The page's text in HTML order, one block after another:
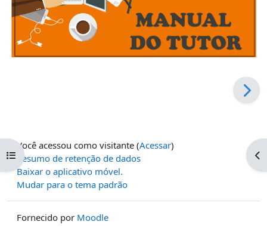
Abrir índice do curso
Você acessou como visitante (Acessar)
Resumo de retenção de dados
Baixar o aplicativo móvel.
Mudar para o tema padrão
Fornecido por Moodle